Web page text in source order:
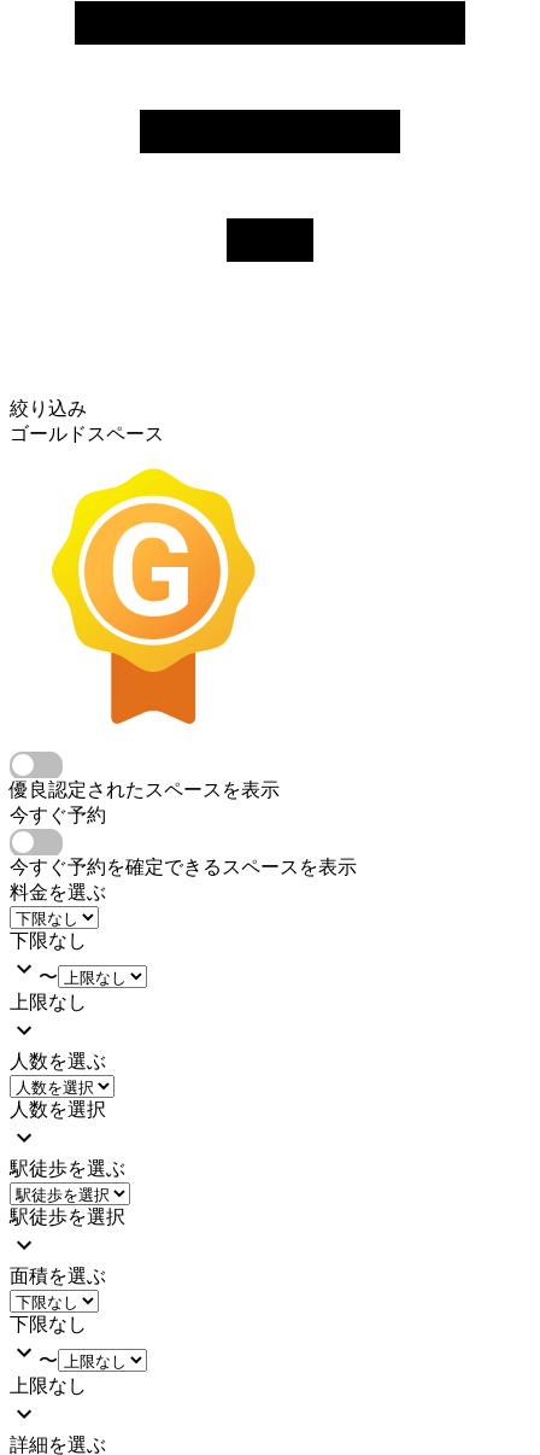
絞り込み
ゴールドスペース
優良認定されたスペースを表示
今すぐ予約
今すぐ予約を確定できるスペースを表示
料金を選ぶ
下限なし
〜
上限なし
人数を選ぶ
人数を選択
駅徒歩を選ぶ
駅徒歩を選択
面積を選ぶ
下限なし
〜
上限なし
詳細を選ぶ